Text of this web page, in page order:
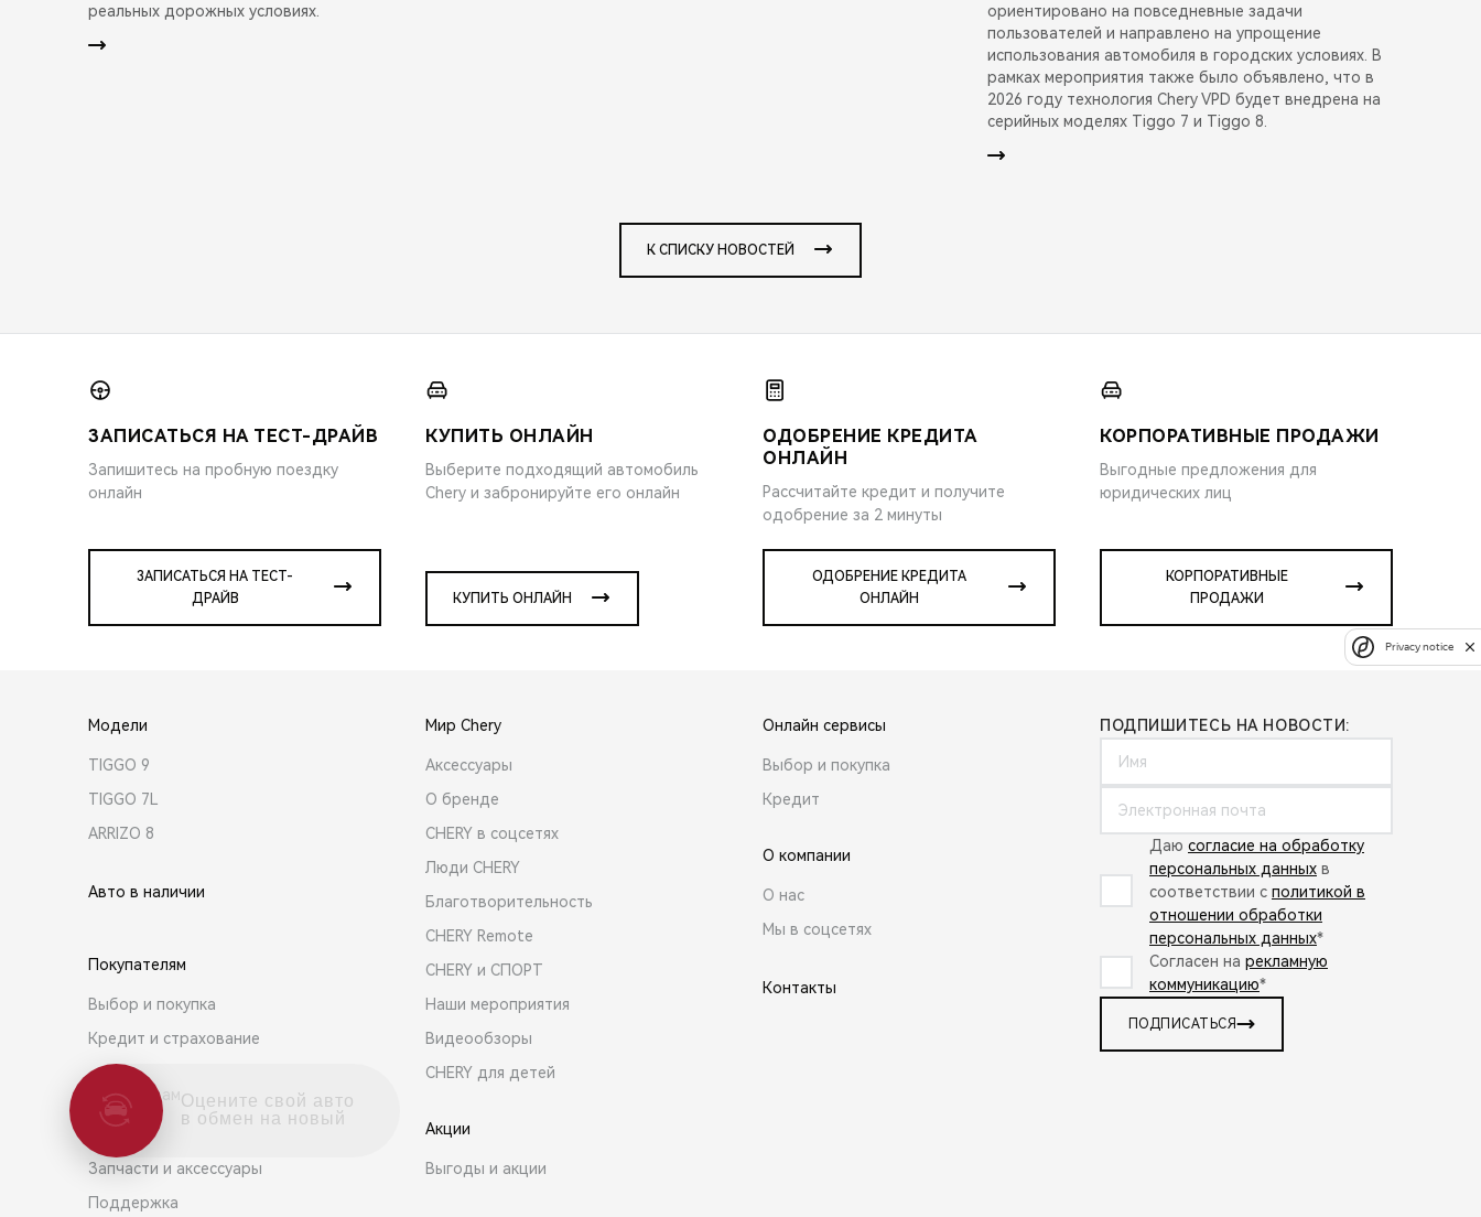
реальных дорожных условиях.
ориентировано на повседневные задачи
пользователей и направлено на упрощение
использования автомобиля в городских условиях. В
рамках мероприятия также было объявлено, что в
2026 году технология Chery VPD будет внедрена на
серийных моделях Tiggo 7 и Tiggo 8.
К СПИСКУ НОВОСТЕЙ
ЗАПИСАТЬСЯ НА ТЕСТ-ДРАЙВ
Запишитесь на пробную поездку
онлайн
ЗАПИСАТЬСЯ НА ТЕСТ-
ДРАЙВ
КУПИТЬ ОНЛАЙН
Выберите подходящий автомобиль
Chery и забронируйте его онлайн
КУПИТЬ ОНЛАЙН
ОДОБРЕНИЕ КРЕДИТА
ОНЛАЙН
Рассчитайте кредит и получите
одобрение за 2 минуты
ОДОБРЕНИЕ КРЕДИТА
ОНЛАЙН
КОРПОРАТИВНЫЕ ПРОДАЖИ
Выгодные предложения для
юридических лиц
КОРПОРАТИВНЫЕ
ПРОДАЖИ
Модели
TIGGO 9
TIGGO 7L
ARRIZO 8
Авто в наличии
Покупателям
Выбор и покупка
Кредит и страхование
Владельцам
Запчасти и аксессуары
Поддержка
Мир Chery
Аксессуары
О бренде
CHERY в соцсетях
Люди CHERY
Благотворительность
CHERY Remote
CHERY и СПОРТ
Наши мероприятия
Видеообзоры
CHERY для детей
Акции
Выгоды и акции
Онлайн сервисы
Выбор и покупка
Кредит
О компании
О нас
Мы в соцсетях
Контакты
ПОДПИШИТЕСЬ НА НОВОСТИ:
Даю согласие на обработку
персональных данных в
соответствии с политикой в
отношении обработки
персональных данных*
Согласен на рекламную
коммуникацию*
ПОДПИСАТЬСЯ
Оцените свой авто
в обмен на новый
Privacy notice